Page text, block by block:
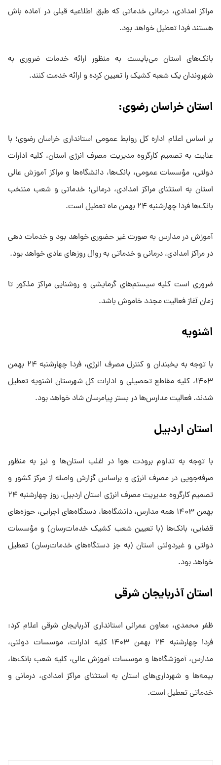
مراکز امدادی، درمانی خدماتی که طبق اطلاعیه قبلی در آماده باش
هستند فردا تعطیل خواهد بود.
بانک‌های استان می‌بایست به منظور ارائه خدمات ضروری به
شهروندان یک شعبه کشیک را تعیین کرده و ارائه خدمت کنند.
استان خراسان رضوی:
بر اساس اعلام اداره کل روابط عمومی استانداری خراسان رضوی؛ با
عنایت به تصمیم کارگروه مدیریت مصرف انرژی استان، کلیه ادارات
دولتی، مؤسسات عمومی، بانک‌ها، دانشگاه‌ها و مراکز آموزش عالی
استان به استثنای مراکز امدادی، درمانی؛ خدماتی و شعب منتخب
بانک‌ها فردا چهارشنبه ۲۴ بهمن ماه تعطیل است.
آموزش در مدارس به صورت غیر حضوری خواهد بود و خدمات دهی
در مراکز امدادی، درمانی و خدماتی به روال روز‌های عادی خواهد بود.
ضروری است کلیه سیستم‌های گرمایشی و روشنایی مراکز مذکور تا
زمان آغاز فعالیت مجدد خاموش باشد.
اشنویه
با توجه به یخبندان و کنترل مصرف انرژی، فردا چهارشنبه ۲۴ بهمن
۱۴۰۳، کلیه مقاطع تحصیلی و ادارات کل شهرستان اشنویه تعطیل
شدند. فعالیت مدارس‌ها در بستر پیامرسان شاد خواهد بود.
استان اردبیل
با توجه به تداوم برودت هوا در اغلب استان‌ها و نیز به منظور
صرفه‌جویی در مصرف انرژی و براساس گزارش واصله از مرکز کشور و
تصمیم کارگروه مدیریت مصرف انرژی استان اردبیل، روز چهارشنبه ۲۴
بهمن ۱۴۰۳ همه مدارس، دانشگاه‌ها، دستگاه‌های اجرایی، حوزه‌های
قضایی، بانک‌ها (با تعیین شعب کشیک خدمات‌رسان) و مؤسسات
دولتی و غیردولتی استان (به جز دستگاه‌های خدمات‌رسان) تعطیل
خواهد بود.
استان آذربایجان شرقی
ظفر محمدی، معاون عمرانی استانداری آذربایجان شرقی اعلام کرد:
فردا چهارشنبه ۲۴ بهمن ۱۴۰۳ کلیه ادارات، موسسات دولتی،
مدارس، آموزشگاه‌ها و موسسات آموزش عالی، کلیه شعب بانک‌ها،
بیمه‌ها و شهرداری‌های استان به استثنای مراکز امدادی، درمانی و
خدماتی تعطیل است.